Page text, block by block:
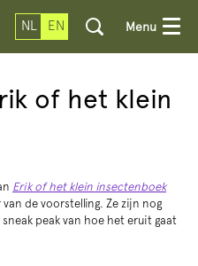
NL EN Menu
of het klein
Erik of het klein insectenboek
de voorstelling. Ze zijn nog
peak van hoe het eruit gaat